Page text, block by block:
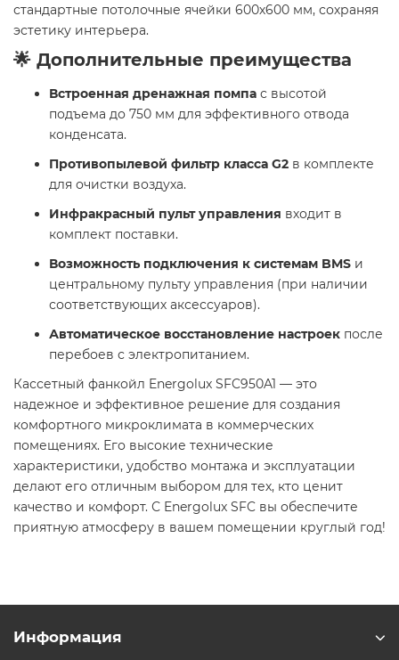
стандартные потолочные ячейки 600х600 мм, сохраняя
эстетику интерьера.
🌟 Дополнительные преимущества
Встроенная дренажная помпа с высотой
подъема до 750 мм для эффективного отвода
конденсата.
Противопылевой фильтр класса G2 в комплекте
для очистки воздуха.
Инфракрасный пульт управления входит в
комплект поставки.
Возможность подключения к системам BMS и
центральному пульту управления (при наличии
соответствующих аксессуаров).
Автоматическое восстановление настроек после
перебоев с электропитанием.
Кассетный фанкойл Energolux SFC950A1 — это
надежное и эффективное решение для создания
комфортного микроклимата в коммерческих
помещениях. Его высокие технические
характеристики, удобство монтажа и эксплуатации
делают его отличным выбором для тех, кто ценит
качество и комфорт. С Energolux SFC вы обеспечите
приятную атмосферу в вашем помещении круглый год!
Информация